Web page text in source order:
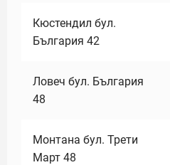
Кюстендил бул.
България 42
Ловеч бул. България
48
Монтана бул. Трети
Март 48